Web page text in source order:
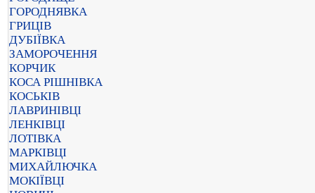
ГОРОДНЯВКА
ГРИЦІВ
ДУБІЇВКА
ЗАМОРОЧЕННЯ
КОРЧИК
КОСА РІШНІВКА
КОСЬКІВ
ЛАВРИНІВЦІ
ЛЕНКІВЦІ
ЛОТІВКА
МАРКІВЦІ
МИХАЙЛЮЧКА
МОКІЇВЦІ